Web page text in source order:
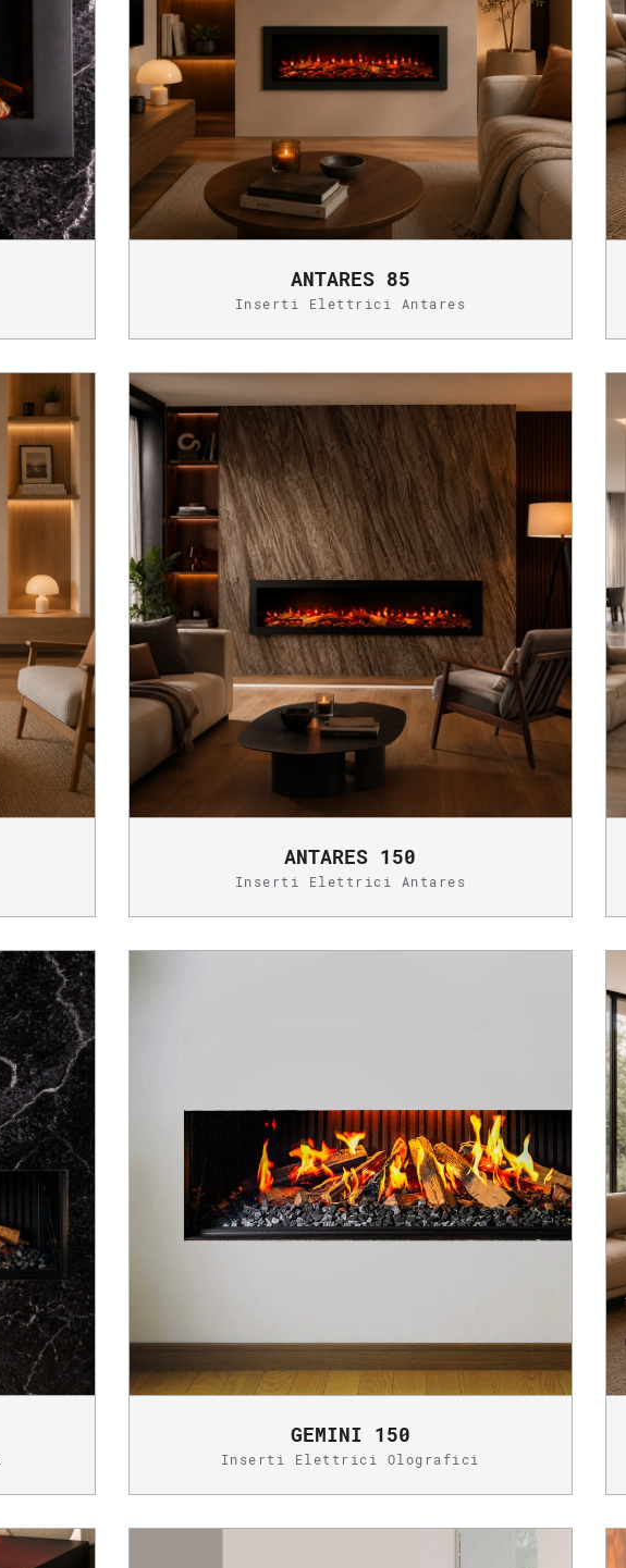
ANTARES 85
Inserti Elettrici Antares
ANTARES 150
Inserti Elettrici Antares
GEMINI 150
Inserti Elettrici Olografici